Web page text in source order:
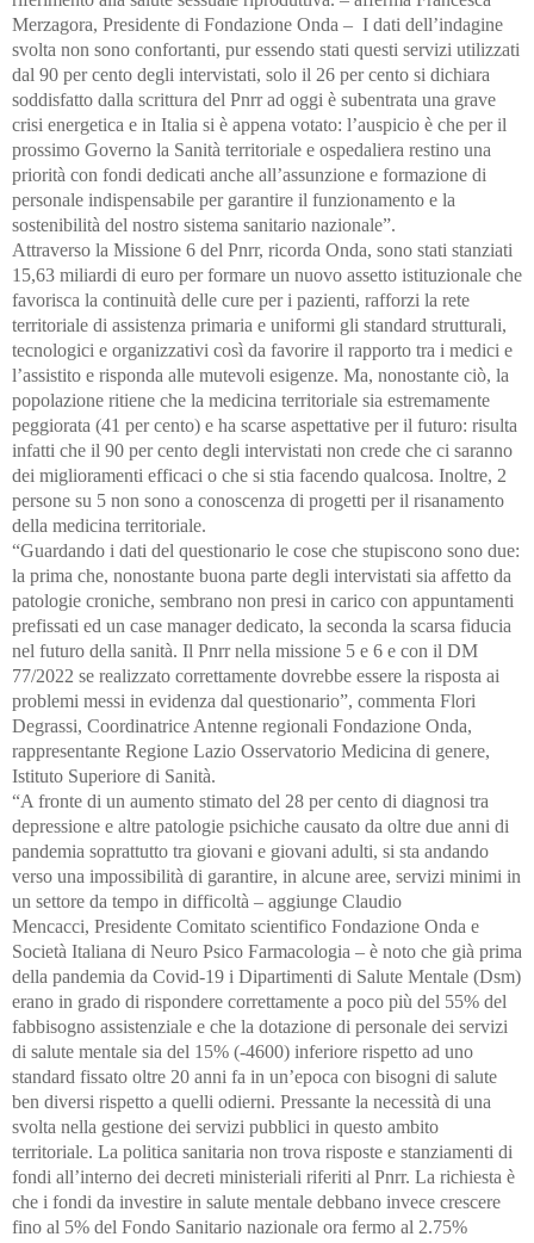
Merzagora, Presidente di Fondazione Onda – I dati dell’indagine
svolta non sono confortanti, pur essendo stati questi servizi utilizzati
dal 90 per cento degli intervistati, solo il 26 per cento si dichiara
soddisfatto dalla scrittura del Pnrr ad oggi è subentrata una grave
crisi energetica e in Italia si è appena votato: l’auspicio è che per il
prossimo Governo la Sanità territoriale e ospedaliera restino una
priorità con fondi dedicati anche all’assunzione e formazione di
personale indispensabile per garantire il funzionamento e la
sostenibilità del nostro sistema sanitario nazionale”.
Attraverso la Missione 6 del Pnrr, ricorda Onda, sono stati stanziati
15,63 miliardi di euro per formare un nuovo assetto istituzionale che
favorisca la continuità delle cure per i pazienti, rafforzi la rete
territoriale di assistenza primaria e uniformi gli standard strutturali,
tecnologici e organizzativi così da favorire il rapporto tra i medici e
l’assistito e risponda alle mutevoli esigenze. Ma, nonostante ciò, la
popolazione ritiene che la medicina territoriale sia estremamente
peggiorata (41 per cento) e ha scarse aspettative per il futuro: risulta
infatti che il 90 per cento degli intervistati non crede che ci saranno
dei miglioramenti efficaci o che si stia facendo qualcosa. Inoltre, 2
persone su 5 non sono a conoscenza di progetti per il risanamento
della medicina territoriale.
“Guardando i dati del questionario le cose che stupiscono sono due:
la prima che, nonostante buona parte degli intervistati sia affetto da
patologie croniche, sembrano non presi in carico con appuntamenti
prefissati ed un case manager dedicato, la seconda la scarsa fiducia
nel futuro della sanità. Il Pnrr nella missione 5 e 6 e con il DM
77/2022 se realizzato correttamente dovrebbe essere la risposta ai
problemi messi in evidenza dal questionario”, commenta Flori
Degrassi, Coordinatrice Antenne regionali Fondazione Onda,
rappresentante Regione Lazio Osservatorio Medicina di genere,
Istituto Superiore di Sanità.
“A fronte di un aumento stimato del 28 per cento di diagnosi tra
depressione e altre patologie psichiche causato da oltre due anni di
pandemia soprattutto tra giovani e giovani adulti, si sta andando
verso una impossibilità di garantire, in alcune aree, servizi minimi in
un settore da tempo in difficoltà – aggiunge Claudio
Mencacci, Presidente Comitato scientifico Fondazione Onda e
Società Italiana di Neuro Psico Farmacologia – è noto che già prima
della pandemia da Covid-19 i Dipartimenti di Salute Mentale (Dsm)
erano in grado di rispondere correttamente a poco più del 55% del
fabbisogno assistenziale e che la dotazione di personale dei servizi
di salute mentale sia del 15% (-4600) inferiore rispetto ad uno
standard fissato oltre 20 anni fa in un’epoca con bisogni di salute
ben diversi rispetto a quelli odierni. Pressante la necessità di una
svolta nella gestione dei servizi pubblici in questo ambito
territoriale. La politica sanitaria non trova risposte e stanziamenti di
fondi all’interno dei decreti ministeriali riferiti al Pnrr. La richiesta è
che i fondi da investire in salute mentale debbano invece crescere
fino al 5% del Fondo Sanitario nazionale ora fermo al 2.75%